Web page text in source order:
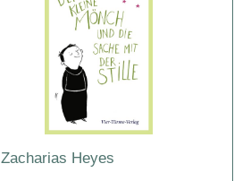
Zacharias Heyes